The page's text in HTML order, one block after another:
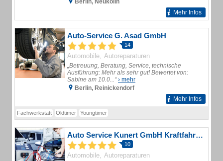
Berlin, Neukölln
Mehr Infos
Auto-Service G. Asad GmbH
14
Automobile Autoreparaturen
„Betreuung, Beratung, Service, technische
Ausführung: Mehr als sehr gut! Bewertet von:
Sabine am 10.0...“› mehr
Berlin, Reinickendorf
Mehr Infos
Fachwerkstatt Oldtimer Youngtimer
Auto Service Kunert GmbH Kraftfahrzeugservice
10
Automobile Autoreparaturen